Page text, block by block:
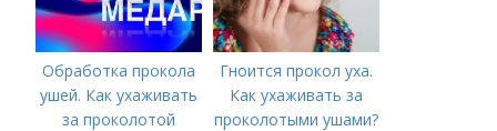
Обработка прокола
ушей. Как ухаживать
за проколотой
Гноится прокол уха.
Как ухаживать за
проколотыми ушами?